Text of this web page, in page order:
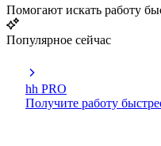
Помогают искать работу
Популярное сейчас
hh PRO
Получите работу